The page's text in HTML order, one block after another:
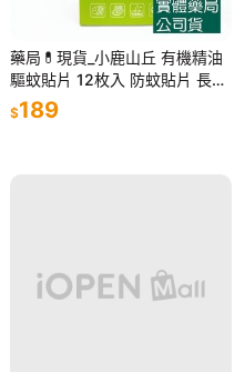
藥局💊現貨_小鹿山丘 有機精油
驅蚊貼片 12枚入 防蚊貼片 長效
驅蚊 有機精油
$189